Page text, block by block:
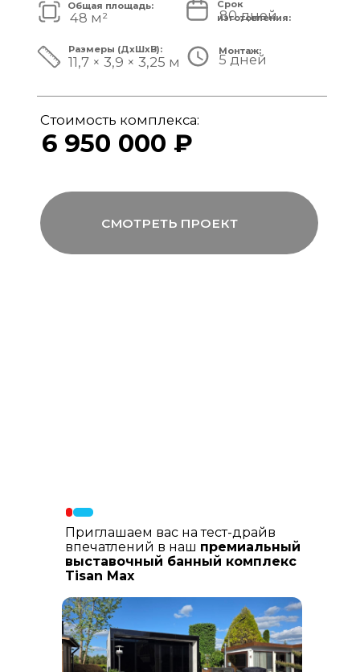
Приглашаем вас на тест-драйв
впечатлений в наш премиальный
выставочный банный комплекс
Tisan Max
АРХИТЕКТУРА И ЭКСТЕРЬЕР
лиственницы, шлифованный
керамогранит
Мы совмещаем скорость модульной
сборки с технологиями капитального
строительства, включая использование
бетона, керамогранита и премиального
инженерного оборудования